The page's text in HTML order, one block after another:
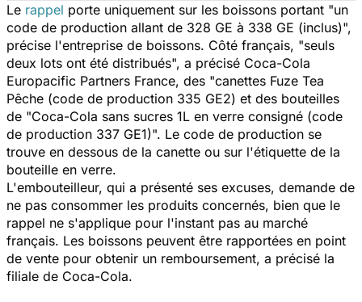
Le rappel porte uniquement sur les boissons portant "un
code de production allant de 328 GE à 338 GE (inclus)",
précise l'entreprise de boissons. Côté français, "seuls
deux lots ont été distribués", a précisé Coca-Cola
Europacific Partners France, des "canettes Fuze Tea
Pêche (code de production 335 GE2) et des bouteilles
de "Coca-Cola sans sucres 1L en verre consigné (code
de production 337 GE1)". Le code de production se
trouve en dessous de la canette ou sur l'étiquette de la
bouteille en verre.
L'embouteilleur, qui a présenté ses excuses, demande de
ne pas consommer les produits concernés, bien que le
rappel ne s'applique pour l'instant pas au marché
français. Les boissons peuvent être rapportées en point
de vente pour obtenir un remboursement, a précisé la
filiale de Coca-Cola.